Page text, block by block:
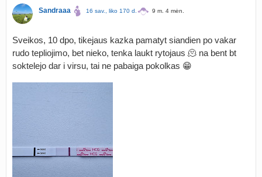
Sandraaa 16 sav., liko 170 d. 9 m. 4 mėn.
Sveikos, 10 dpo, tikejaus kazka pamatyt siandien po vakar
rudo tepliojimo, bet nieko, tenka laukt rytojaus 🫠 na bent bt
soktelejo dar i virsu, tai ne pabaiga pokolkas 😁